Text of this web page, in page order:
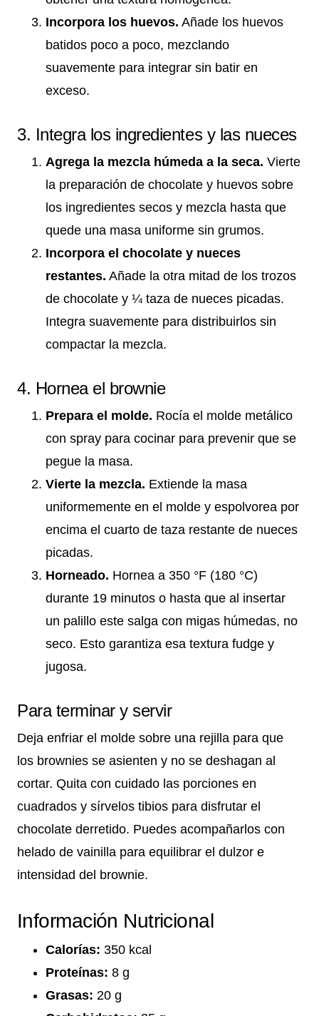
Incorpora los huevos. Añade los huevos
batidos poco a poco, mezclando
suavemente para integrar sin batir en
exceso.
3. Integra los ingredientes y las nueces
Agrega la mezcla húmeda a la seca. Vierte
la preparación de chocolate y huevos sobre
los ingredientes secos y mezcla hasta que
quede una masa uniforme sin grumos.
Incorpora el chocolate y nueces
restantes. Añade la otra mitad de los trozos
de chocolate y ¼ taza de nueces picadas.
Integra suavemente para distribuirlos sin
compactar la mezcla.
4. Hornea el brownie
Prepara el molde. Rocía el molde metálico
con spray para cocinar para prevenir que se
pegue la masa.
Vierte la mezcla. Extiende la masa
uniformemente en el molde y espolvorea por
encima el cuarto de taza restante de nueces
picadas.
Horneado. Hornea a 350 °F (180 °C)
durante 19 minutos o hasta que al insertar
un palillo este salga con migas húmedas, no
seco. Esto garantiza esa textura fudge y
jugosa.
Para terminar y servir
Deja enfriar el molde sobre una rejilla para que
los brownies se asienten y no se deshagan al
cortar. Quita con cuidado las porciones en
cuadrados y sírvelos tibios para disfrutar el
chocolate derretido. Puedes acompañarlos con
helado de vainilla para equilibrar el dulzor e
intensidad del brownie.
Información Nutricional
Calorías: 350 kcal
Proteínas: 8 g
Grasas: 20 g